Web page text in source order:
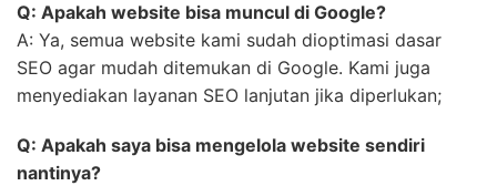
Q: Apakah website bisa muncul di Google?
A: Ya, semua website kami sudah dioptimasi dasar
SEO agar mudah ditemukan di Google. Kami juga
menyediakan layanan SEO lanjutan jika diperlukan;
Q: Apakah saya bisa mengelola website sendiri
nantinya?